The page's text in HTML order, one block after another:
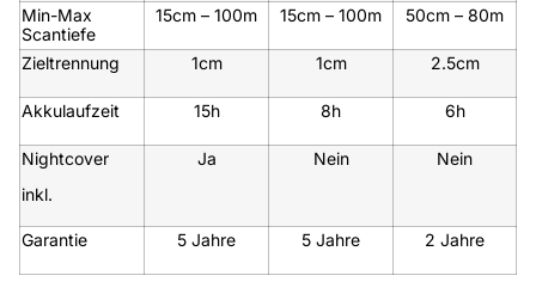
Min-Max
Scantiefe
15cm – 100m 15cm – 100m 50cm – 80m
Zieltrennung 1cm 1cm 2.5cm
Akkulaufzeit 15h 8h 6h
Nightcover
inkl.
Ja Nein Nein
Garantie 5 Jahre 5 Jahre 2 Jahre